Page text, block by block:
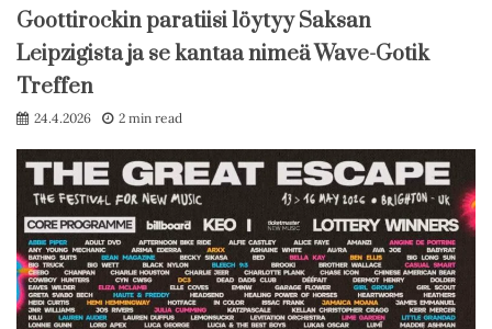
Goottirockin paratiisi löytyy Saksan
Leipzigista ja se kantaa nimeä Wave-Gotik
Treffen
24.4.2026 2 min read